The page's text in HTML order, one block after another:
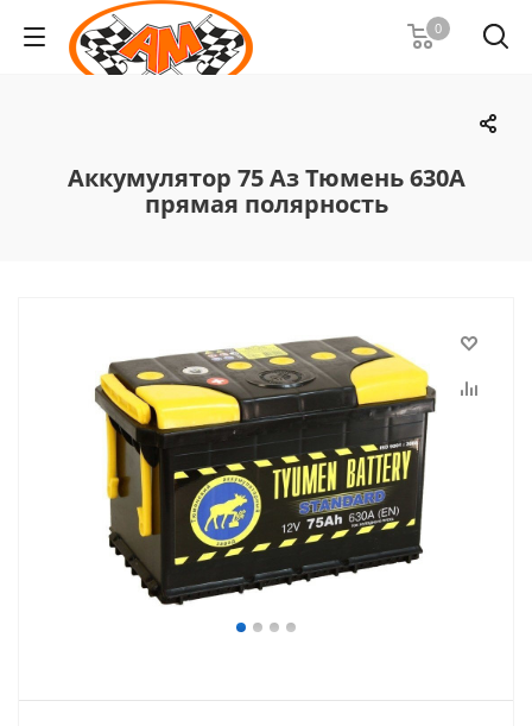
0
Аккумулятор 75 Аз Тюмень 630А
прямая полярность